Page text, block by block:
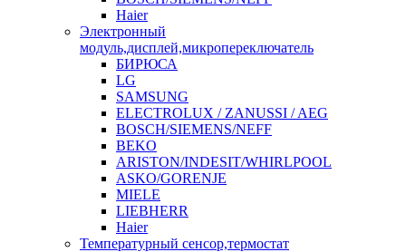
Haier
Электронный
модуль,дисплей,микропереключатель
БИРЮСА
LG
SAMSUNG
ELECTROLUX / ZANUSSI / AEG
BOSCH/SIEMENS/NEFF
BEKO
ARISTON/INDESIT/WHIRLPOOL
ASKO/GORENJE
MIELE
LIEBHERR
Haier
Температурный сенсор,термостат